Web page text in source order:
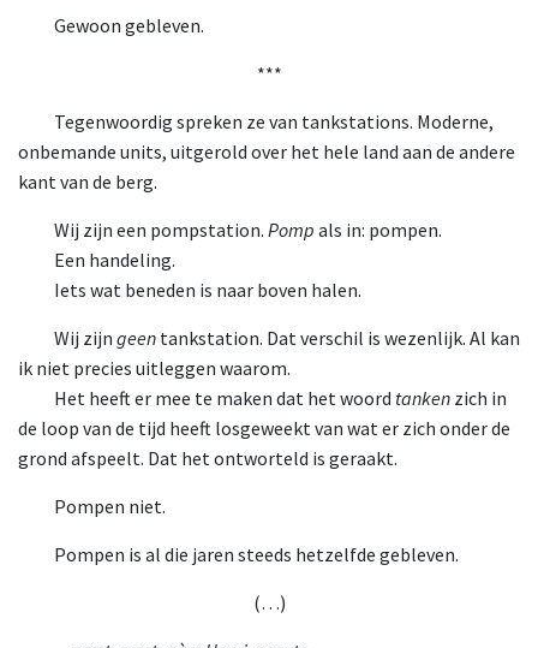
Gewoon gebleven.
***
Tegenwoordig spreken ze van tankstations. Moderne,
onbemande units, uitgerold over het hele land aan de andere
kant van de berg.
Wij zijn een pompstation. Pomp als in: pompen.
Een handeling.
Iets wat beneden is naar boven halen.
Wij zijn geen tankstation. Dat verschil is wezenlijk. Al kan
ik niet precies uitleggen waarom.
Het heeft er mee te maken dat het woord tanken zich in
de loop van de tijd heeft losgeweekt van wat er zich onder de
grond afspeelt. Dat het ontworteld is geraakt.
Pompen niet.
Pompen is al die jaren steeds hetzelfde gebleven.
(…)